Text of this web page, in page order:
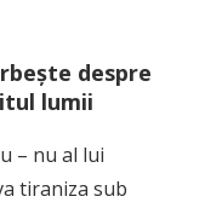
despre
lumii
– nu al lui
tiraniza sub